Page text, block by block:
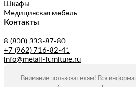
Шкафы
Медицинская мебель
Контакты
8 (800) 333-87-80
+7 (962) 716-82-41
info@metall-furniture.ru
Внимание пользователям! Вся